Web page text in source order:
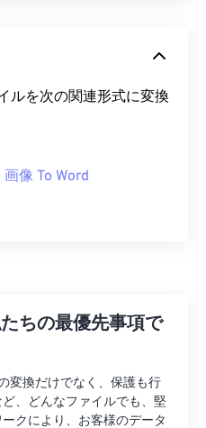
ルを次の関連形式に変換
画像 To Word
ちの最優先事項で
変換だけでなく、保護も行
、どんなファイルでも、堅
クにより、お客様のデータ